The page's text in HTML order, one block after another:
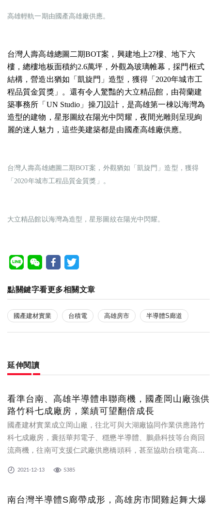
高雄輕軌一期由國產高雄廠供應。
台灣人壽高雄總圖二期BOT案，興建地上27樓、地下六
樓，總樓地板面積約2.6萬坪，外觀為玻璃帷幕，採門框式
結構，營造出猶如「凱旋門」造型，獲得「2020年城市工
程品質金質獎」。還有令人驚豔的大立精品館，由荷蘭建
築事務所「UN Studio」操刀設計，是高雄第一棟以海灣為
造型的建物，星形圖紋在陽光中閃耀，夜間光雕則呈現絢
麗的迷人魅力，這些美建築都是由國產高雄廠供應。
台灣人壽高雄總圖二期BOT案，外觀猶如「凱旋門」造型，獲得
「2020年城市工程品質金質獎」。
大立精品館以海灣為造型，星形圖紋在陽光中閃耀。
點關鍵字看更多相關文章
國產建材實業 台積電 高雄房市 半導體S廊道
延伸閱讀
看準台南、高雄半導體串聯商機，國產岡山廠強供
路竹科七成廠房，業績可望翻倍成長
國產建材實業成立岡山廠，往北可與大湖廠協同作業供應路竹
科七成廠房，囊括華邦電子、穩懋半導體、鵬鼎科技等台商回
流商機，往南可支援仁武廠供應橋頭科，甚至協助台積電高雄
望翻倍成長！
2021-12-13 5385
南台灣半導體S廊帶成形，高雄房市聞雞起舞大爆